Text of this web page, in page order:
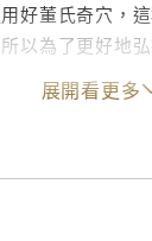
好董氏奇穴，
以為了更好地
用，更好地服
的總結和臨床
痧的方法並編
舉了大量的臨床
展開看更多